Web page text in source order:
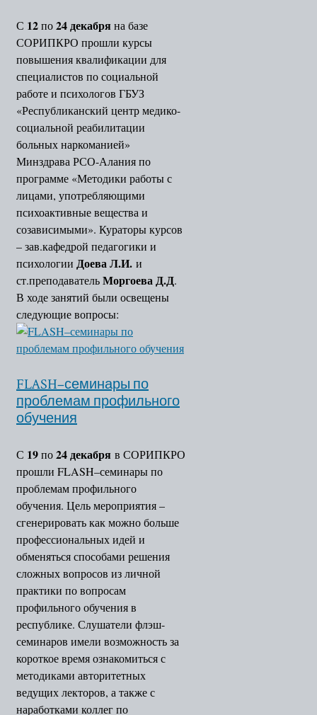
С 12по24 декабряна базе
СОРИПКРО прошли курсы
повышения квалификации для
специалистов по социальной
работе и психологов ГБУЗ
«Республиканский центр медико-
социальной реабилитации
больных наркоманией»
Минздрава РСО-Алания по
программе «Методики работы с
лицами, употребляющими
психоактивные вещества и
созависимыми». Кураторы курсов
– зав.кафедрой педагогики и
психологии Доева Л.И. и
ст.преподавательМоргоева Д.Д.
В ходе занятий были освещены
следующие вопросы:
FLASH–семинары по
проблемам профильного
обучения
С 19по24 декабря в СОРИПКРО
прошли FLASH–семинары по
проблемам профильного
обучения. Цель мероприятия –
сгенерировать как можно больше
профессиональных идей и
обменяться способами решения
сложных вопросов из личной
практики по вопросам
профильного обучения в
республике. Слушатели флэш-
семинаров имели возможность за
короткое время ознакомиться с
методиками авторитетных
ведущих лекторов, а также с
наработками коллег по